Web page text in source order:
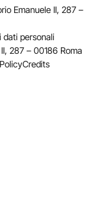
Emanuele II, 287 –
dati personali
287 – 00186 Roma
Credits